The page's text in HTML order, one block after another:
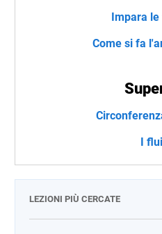
Impara
Come si fa
I
LEZIONI PIÙ CERCATE